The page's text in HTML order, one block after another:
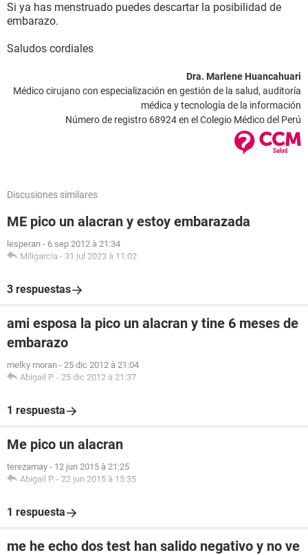
Si ya has menstruado puedes descartar la posibilidad de
embarazo.
Saludos cordiales
Dra. Marlene Huancahuari
Médico cirujano con especialización en gestión de la salud, auditoría
médica y tecnología de la información
Número de registro 68924 en el Colegio Médico del Perú
Discusiones similares
ME pico un alacran y estoy embarazada
lesperan - 6 sep 2012 à 21:34
Miligarcia - 31 jul 2023 à 11:02
3 respuestas
ami esposa la pico un alacran y tine 6 meses de
embarazo
melky moran - 25 dic 2012 à 21:04
Abigail P. - 25 dic 2012 à 21:37
1 respuesta
Me pico un alacran
terezamay - 12 jun 2015 à 21:25
Abigail P. - 22 jun 2015 à 15:35
1 respuesta
me he echo dos test han salido negativo y no ve